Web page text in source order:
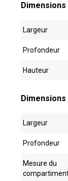
Dimensions
Largeur
Profondeur
Hauteur
Largeur
Profondeur
Mesure du